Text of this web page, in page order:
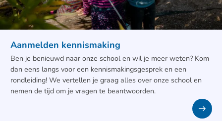
Aanmelden kennismaking
Ben je benieuwd naar onze school en wil je meer weten? Kom
dan eens langs voor een kennismakingsgesprek en een
rondleiding! We vertellen je graag alles over onze school en
nemen de tijd om je vragen te beantwoorden.